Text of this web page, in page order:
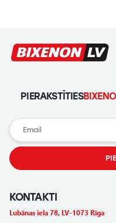
PIERAKSTĪTIES
KONTAKTI
Lubānas iela 78, LV-1073 Rīga